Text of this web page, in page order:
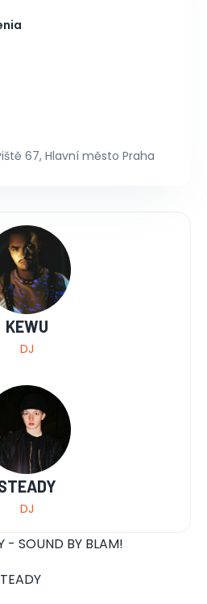
67, Hlavní město Praha
KEWU
DJ
DJ
- SOUND BY BLAM!